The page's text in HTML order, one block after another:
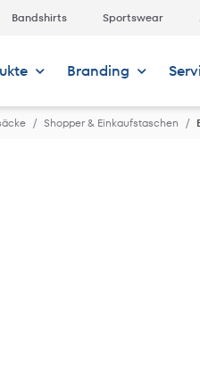
Bandshirts Sportswear
Branding
Shopper & Einkaufstaschen